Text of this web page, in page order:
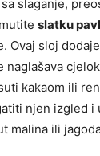
slaganje,
slatku
Ovaj sloj
naglašava
kakaom ili
njen izgled i
malina ili